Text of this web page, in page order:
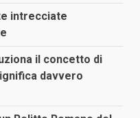
intrecciate
il concetto di
davvero